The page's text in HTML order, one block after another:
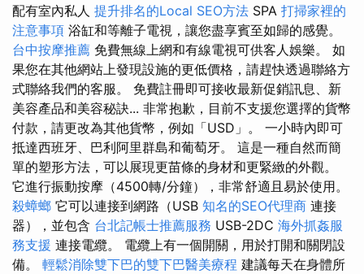
配有室內私人 提升排名的Local SEO方法 SPA 打掃家裡的
注意事項 浴缸和等離子電視，讓您盡享賓至如歸的感覺。
台中按摩推薦 免費無線上網和有線電視可供客人娛樂。 如
果您在其他網站上發現設施的更低價格，請趕快透過聯絡方
式聯絡我們的客服。 免費註冊即可接收最新促銷訊息、新
美容產品和美容秘訣... 非常抱歉，目前不支援您選擇的貨幣
付款，請更改為其他貨幣，例如「USD」。 一小時內即可
抵達西班牙、巴利阿里群島和葡萄牙。 這是一種自然而簡
單的塑形方法，可以展現更苗條的身材和更緊緻的外觀。
它進行振動按摩（4500轉/分鐘），非常舒適且易於使用。
殺蟑螂 它可以連接到網路（USB 知名的SEO代理商 連接
器），並包含 台北記帳士推薦服務 USB-2DC 海外抓姦服
務支援 連接電纜。 電纜上有一個開關，用於打開和關閉設
備。 輕鬆消除雙下巴的雙下巴醫美療程 建議每天在身體所